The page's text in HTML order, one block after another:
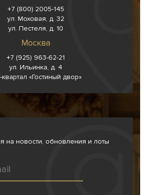
+7 (800) 2005-145
ул. Моховая, д. 32
ул. Пестеля, д. 10
Москва
+7 (925) 963-62-21
ул. Ильинка, д. 4
квартал «Гостиный двор»
на новости, обновления и лоты